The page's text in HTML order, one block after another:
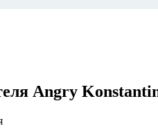
Angry